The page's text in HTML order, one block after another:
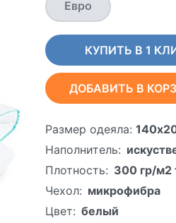
Евро
КУПИТЬ В 1
ДОБАВИТЬ В
Размер одеяла:
Наполнитель:
Плотность: 300 гр/м2
Чехол: микрофибра
Цвет: белый